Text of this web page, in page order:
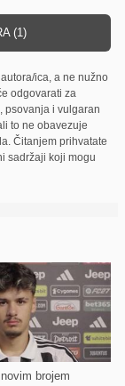
(1)
ica, a ne nužno
odgovarati za
psovanja i vulgaran
to ne obavezuje
Čitanjem prihvatate
sadržaji koji mogu
brojem